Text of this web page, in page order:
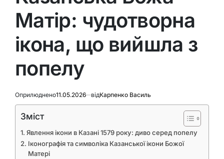
Матір: чудотворна
ікона, що вийшла з
попелу
Оприлюднено11.05.2026 відКарпенко Василь
Зміст
Явлення ікони в Казані 1579 року: диво серед попелу
Іконографія та символіка Казанської ікони Божої
Матері